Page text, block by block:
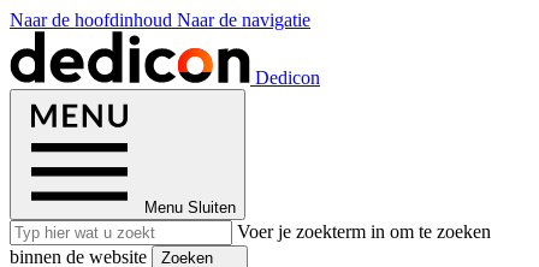
Naar de hoofdinhoud Naar de navigatie
Dedicon
Menu Sluiten
Voer je zoekterm in om te zoeken
binnen de website
Zoeken